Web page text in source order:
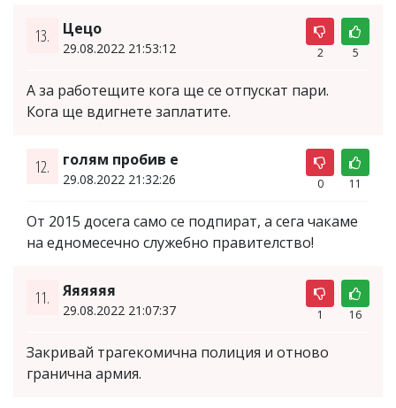
13. Цецо
29.08.2022 21:53:12 2 5
А за работещите кога ще се отпускат пари.
Кога ще вдигнете заплатите.
12. голям пробив е
29.08.2022 21:32:26 0 11
От 2015 досега само се подпират, а сега чакаме
на едномесечно служебно правителство!
11. Яяяяяя
29.08.2022 21:07:37 1 16
Закривай трагекомична полиция и отново
гранична армия.